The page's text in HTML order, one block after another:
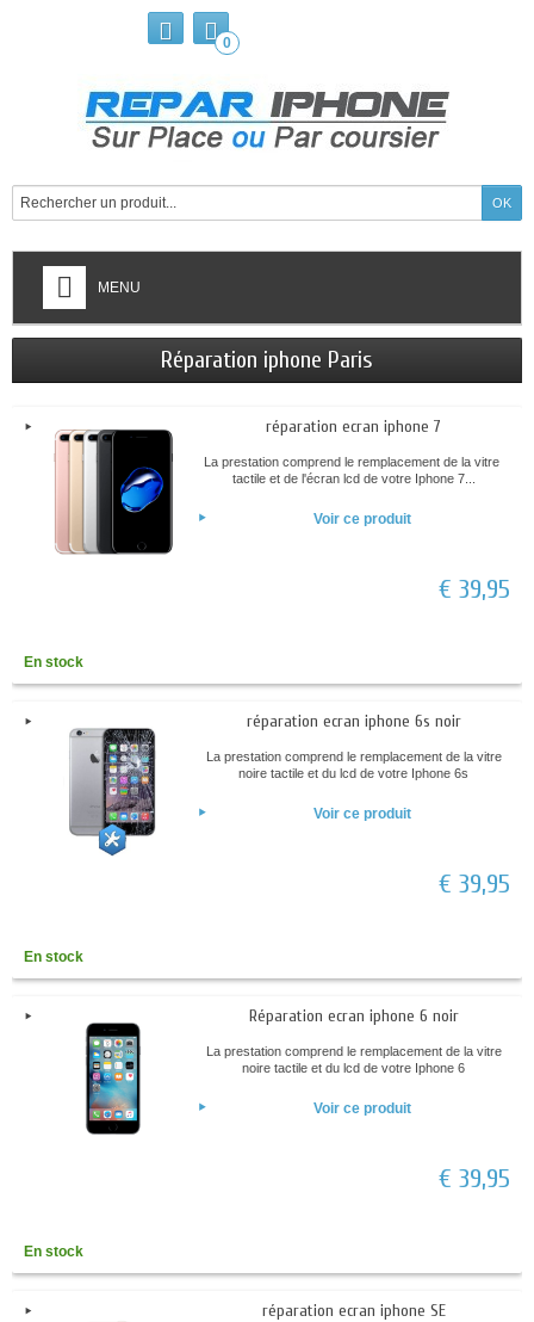
0
MENU
Réparation iphone Paris
réparation ecran iphone 7
La prestation comprend le remplacement de la vitre
tactile et de l'écran lcd de votre Iphone 7...
Voir ce produit
€ 39,95
En stock
réparation ecran iphone 6s noir
La prestation comprend le remplacement de la vitre
noire tactile et du lcd de votre Iphone 6s
Voir ce produit
€ 39,95
En stock
Réparation ecran iphone 6 noir
La prestation comprend le remplacement de la vitre
noire tactile et du lcd de votre Iphone 6
Voir ce produit
€ 39,95
En stock
réparation ecran iphone SE